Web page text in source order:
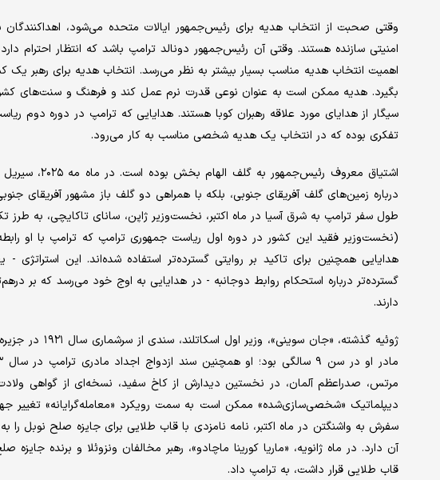
وقتی صحبت از انتخاب هدیه برای رئیس‌جمهور ایالات متحده می‌شود،
امنیتی سازنده هستند. وقتی آن رئیس‌جمهور دونالد ترامپ باشد که انتظار
اهمیت انتخاب هدیه مناسب بسیار بیشتر به نظر می‌رسد. انتخاب هدیه برای رهبر
بگیرد. هدیه ممکن است به عنوان نوعی قدرت نرم عمل کند و فرهنگ و سنت‌های
سیگار از هدایای مورد علاقه رهبران کوبا هستند. هدایایی که ترامپ در دوره دوم
تفکری بوده که در انتخاب یک هدیه شخصی مناسب به کار می‌رود.
اشتیاق معروف
درباره زمین‌های گلف آفریقای جنوبی، بلکه با همراهی دو گلف باز مشهور آفریقای
طول سفر ترامپ به شرق آسیا در ماه اکتبر، نخست‌وزیر ژاپن، سانای تاکایچی، به
(نخست‌وزیر فقید این کشور در دوره اول ریاست جمهوری ترامپ که ترامپ با او
هدایایی همچنین برای تاکید بر روایتی گسترده‌تر استفاده شده‌اند. این
گسترده‌تر درباره استحکام روابط دوجانبه - در هدایایی به اوج خود می‌رسد که بر
دارند.
ژوئیه گذشته،
مرتس، صدراعظم آلمان، در نخستین دیدارش از کاخ سفید، نسخه‌ای از گواهی ولادت
دیپلماتیک «شخصی‌سازی‌شده» ممکن است به سمت رویکرد «معامله‌گرایانه» تغییر
سفرش به واشنگتن در ماه اکتبر، نامه نامزدی با قاب طلایی برای جایزه صلح نوبل را
آن دارد. در ماه ژانویه، «ماریا کورینا ماچادو»، رهبر مخالفان ونزوئلا و برنده
قاب طلایی قرار داشت، به ترامپ داد.